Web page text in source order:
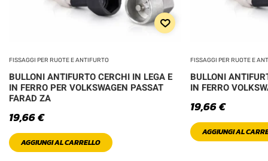
FISSAGGI PER RUOTE E ANTIFURTO
BULLONI ANTIFURTO CERCHI IN LEGA E
IN FERRO PER VOLKSWAGEN PASSAT
FARAD ZA
19,66€
AGGIUNGI AL CARRELLO
FISSAGGI PER RUOTE E
BULLONI
IN FERRO
19,66€
AGGIUNGI AL